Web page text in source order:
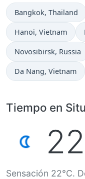
Hora actual en
Bangkok, Thailand
Hora actual en
Hanoi, Vietnam
Hora actual en
Novosibirsk, Russia
Hora actual en
Da Nang, Vietnam
Tiempo en
Sensación 22°C.